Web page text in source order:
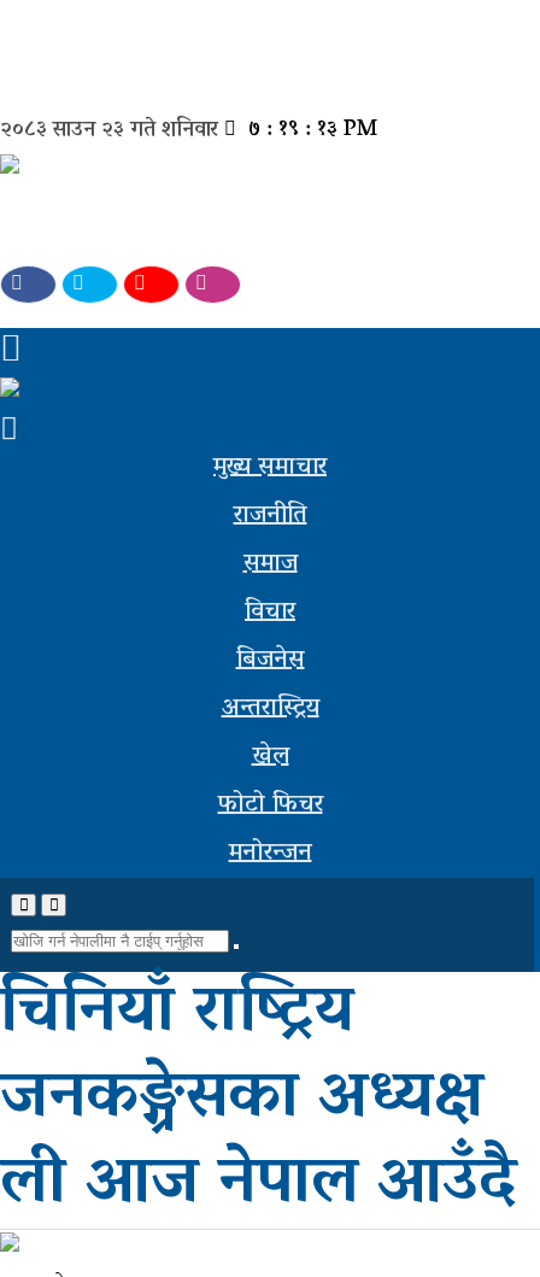
समाज
विचार
सम्पादकीय
शिक्षा
स्वास्थ्य
साहित्य
भिडियो
ग्यालरी
२०८३ साउन २३ गते शनिवार ७ : १९ : १३ PM
मुख्य समाचार
राजनीति
समाज
विचार
बिजनेस
अन्तरास्ट्रिय
खेल
फोटो फिचर
मनोरन्जन
चिनियाँ राष्ट्रिय
जनकङ्ग्रेसका अध्यक्ष
ली आज नेपाल आउँदै